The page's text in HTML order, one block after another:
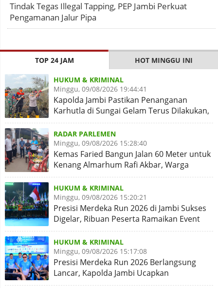
Tindak Tegas Illegal Tapping, PEP Jambi Perkuat
Pengamanan Jalur Pipa
TOP 24 JAM HOT MINGGU INI
HUKUM & KRIMINAL
Minggu, 09/08/2026 19:44:41
Kapolda Jambi Pastikan Penanganan
Karhutla di Sungai Gelam Terus Dilakukan,
Sinergi Diperkuat
RADAR PARLEMEN
Minggu, 09/08/2026 15:28:40
Kemas Faried Bangun Jalan 60 Meter untuk
Kenang Almarhum Rafi Akbar, Warga
Simpang Rimbo Syukuran
HUKUM & KRIMINAL
Minggu, 09/08/2026 15:20:21
Presisi Merdeka Run 2026 di Jambi Sukses
Digelar, Ribuan Peserta Ramaikan Event
Nasional
HUKUM & KRIMINAL
Minggu, 09/08/2026 15:17:08
Presisi Merdeka Run 2026 Berlangsung
Lancar, Kapolda Jambi Ucapkan
Terimakasih dan Apresiasi